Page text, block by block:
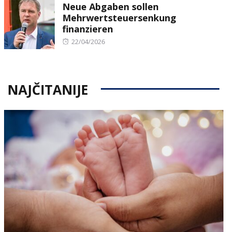
Neue Abgaben sollen
Mehrwertsteuersenkung
finanzieren
Posted
22/04/2026
NAJČITANIJE